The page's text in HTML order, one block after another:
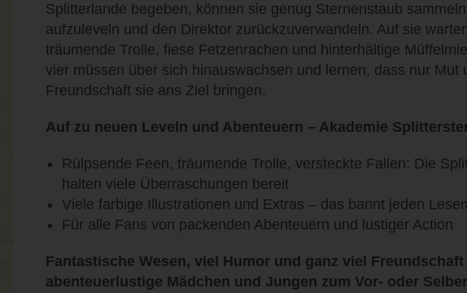
Splitterlande begeben, können sie genug Sternenstaub
aufzuleveln und den Direktor zurückzuverwandeln. Auf sie
träumende Trolle, fiese Fetzenrachen und hinterhältige
vier müssen über sich hinauswachsen und lernen, dass nur Mut
Freundschaft sie ans Ziel bringen.
Auf zu neuen Leveln und Abenteuern – Akademie
Rülpsende Feen, träumende Trolle, versteckte Fallen: Die
halten viele Überraschungen bereit
Viele farbige Illustrationen und Extras – das bannt jeden
Für alle Fans von packenden Abenteuern und lustiger Action
Fantastische Wesen, viel Humor und ganz viel Freundschaft
abenteuerlustige Mädchen und Jungen zum Vor- oder